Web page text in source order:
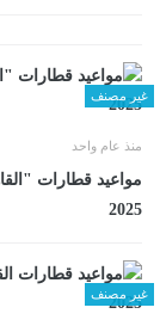
غير مصنف
منذ عام واحد
2025
غير مصنف